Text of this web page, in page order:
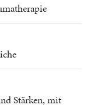
Stärken, mit